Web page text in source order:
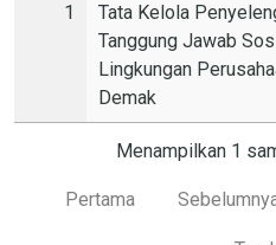
1
Tata Kelola
Tanggung Jawab
Lingkungan
Demak
Menampilkan 1
Pertama